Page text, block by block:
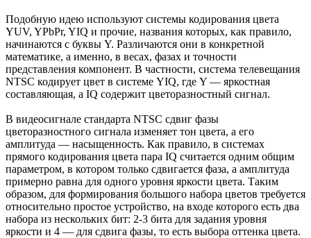
Подобную идею используют системы кодирования цвета
YUV, YPbPr, YIQ и прочие, названия которых, как правило,
начинаются с буквы Y. Различаются они в конкретной
математике, а именно, в весах, фазах и точности
представления компонент. В частности, система телевещания
NTSC кодирует цвет в системе YIQ, где Y — яркостная
составляющая, а IQ содержит цветоразностный сигнал.
В видеосигнале стандарта NTSC сдвиг фазы
цветоразностного сигнала изменяет тон цвета, а его
амплитуда — насыщенность. Как правило, в системах
прямого кодирования цвета пара IQ считается одним общим
параметром, в котором только сдвигается фаза, а амплитуда
примерно равна для одного уровня яркости цвета. Таким
образом, для формирования большого набора цветов требуется
относительно простое устройство, на входе которого есть два
набора из нескольких бит: 2-3 бита для задания уровня
яркости и 4 — для сдвига фазы, то есть выбора оттенка цвета.